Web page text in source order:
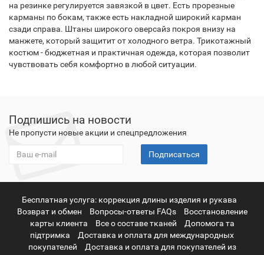
на резинке регулируется завязкой в цвет. Есть прорезные
карманы по бокам, также есть накладной широкий карман
сзади справа. Штаны широкого оверсайз покроя внизу на
манжете, который защитит от холодного ветра. Трикотажный
костюм - бюджетная и практичная одежда, которая позволит
чувствовать себя комфортно в любой ситуации.
Подпишись на новости
Не пропусти новые акции и спецпредложения
Подписаться
Бесплатная услуга: коррекция длины изделия и рукава
Возврат и обмен
Вопросы-ответы FAQs
Восстановление
карты клиента
Все о составе тканей
Допомога та
підтримка
Доставка и оплата для международных
покупателей
Доставка и оплата для покупателей из